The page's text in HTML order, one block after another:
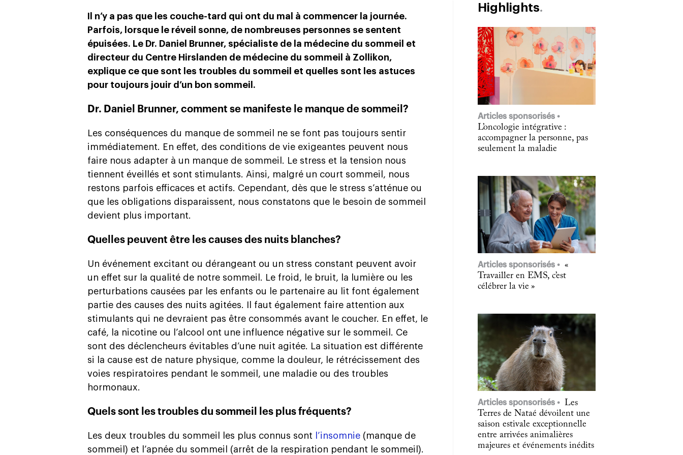
Il n’y a pas que les couche-tard qui ont du mal à commencer la journée.
Parfois, lorsque le réveil sonne, de nombreuses personnes se sentent
épuisées. Le Dr. Daniel Brunner, spécialiste de la médecine du sommeil et
directeur du Centre Hirslanden de médecine du sommeil à Zollikon,
explique ce que sont les troubles du sommeil et quelles sont les astuces
pour toujours jouir d’un bon sommeil.
Dr. Daniel Brunner, comment se manifeste le manque de sommeil?
Les conséquences du manque de sommeil ne se font pas toujours sentir
immédiatement. En effet, des conditions de vie exigeantes peuvent nous
faire nous adapter à un manque de sommeil. Le stress et la tension nous
tiennent éveillés et sont stimulants. Ainsi, malgré un court sommeil, nous
restons parfois efficaces et actifs. Cependant, dès que le stress s’atténue ou
que les obligations disparaissent, nous constatons que le besoin de sommeil
devient plus important.
Quelles peuvent être les causes des nuits blanches?
Un événement excitant ou dérangeant ou un stress constant peuvent avoir
un effet sur la qualité de notre sommeil. Le froid, le bruit, la lumière ou les
perturbations causées par les enfants ou le partenaire au lit font également
partie des causes des nuits agitées. Il faut également faire attention aux
stimulants qui ne devraient pas être consommés avant le coucher. En effet, le
café, la nicotine ou l’alcool ont une influence négative sur le sommeil. Ce
sont des déclencheurs évitables d’une nuit agitée. La situation est différente
si la cause est de nature physique, comme la douleur, le rétrécissement des
voies respiratoires pendant le sommeil, une maladie ou des troubles
hormonaux.
Quels sont les troubles du sommeil les plus fréquents?
Les deux troubles du sommeil les plus connus sont l’insomnie (manque de
sommeil) et l’apnée du sommeil (arrêt de la respiration pendant le sommeil).
Highlights
Articles sponsorisés
L’oncologie intégrative :
accompagner la personne, pas
seulement la maladie
Articles sponsorisés
«
Travailler en EMS, c’est
célébrer la vie »
Articles sponsorisés
Les
Terres de Nataé dévoilent une
saison estivale exceptionnelle
entre arrivées animalières
majeures et événements inédits